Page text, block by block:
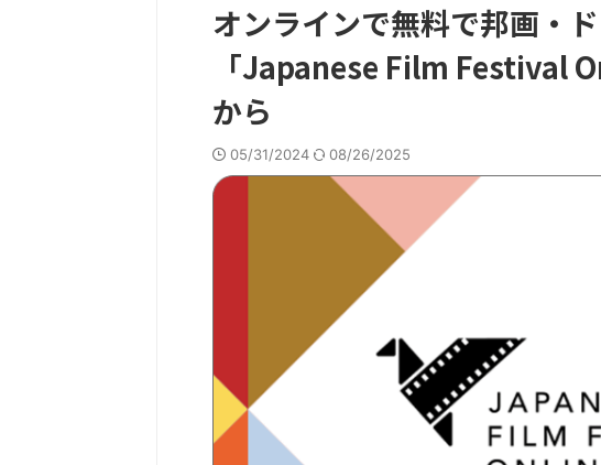
オンラインで無料で邦画・
「Japanese Film Festival
から
05/31/2024 08/26/2025